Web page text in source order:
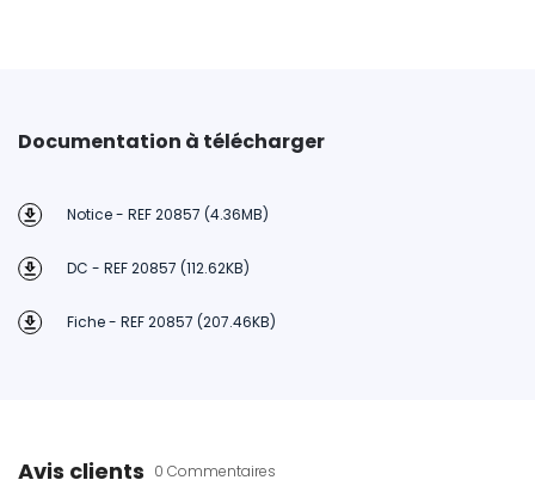
Documentation à télécharger
Notice - REF 20857 (4.36MB)
DC - REF 20857 (112.62KB)
Fiche - REF 20857 (207.46KB)
Avis clients 0 Commentaires